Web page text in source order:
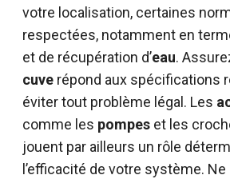
votre localisation, certaines
respectées, notamment en
et de récupération d’eau.
cuve répond aux spécifications
éviter tout problème légal. Les
comme les pompes et les
jouent par ailleurs un rôle
l’efficacité de votre système.